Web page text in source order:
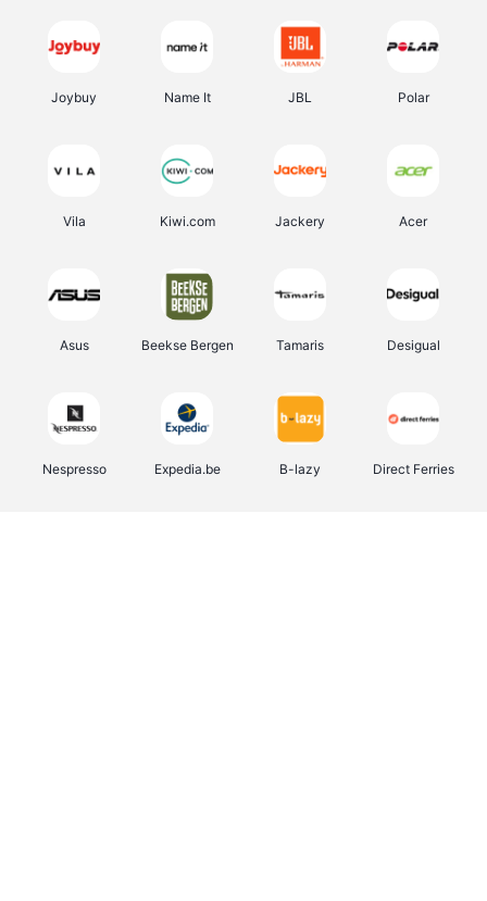
Joybuy Name It JBL Polar
Vila Kiwi.com Jackery Acer
Asus Beekse Bergen Tamaris Desigual
Nespresso Expedia.be B-lazy Direct Ferries